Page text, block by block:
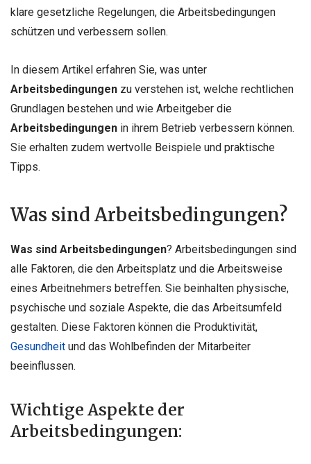
klare gesetzliche Regelungen, die Arbeitsbedingungen
schützen und verbessern sollen.
In diesem Artikel erfahren Sie, was unter
Arbeitsbedingungen zu verstehen ist, welche rechtlichen
Grundlagen bestehen und wie Arbeitgeber die
Arbeitsbedingungen in ihrem Betrieb verbessern können.
Sie erhalten zudem wertvolle Beispiele und praktische
Tipps.
Was sind Arbeitsbedingungen?
Was sind Arbeitsbedingungen? Arbeitsbedingungen sind
alle Faktoren, die den Arbeitsplatz und die Arbeitsweise
eines Arbeitnehmers betreffen. Sie beinhalten physische,
psychische und soziale Aspekte, die das Arbeitsumfeld
gestalten. Diese Faktoren können die Produktivität,
Gesundheit und das Wohlbefinden der Mitarbeiter
beeinflussen.
Wichtige Aspekte der
Arbeitsbedingungen: